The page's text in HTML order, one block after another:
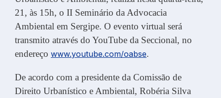
21, às 15h, o II Seminário da Advocacia
Ambiental em Sergipe. O evento virtual será
transmito através do YouTube da Seccional, no
endereço www.youtube.com/oabse.
De acordo com a presidente da Comissão de
Direito Urbanístico e Ambiental, Robéria Silva